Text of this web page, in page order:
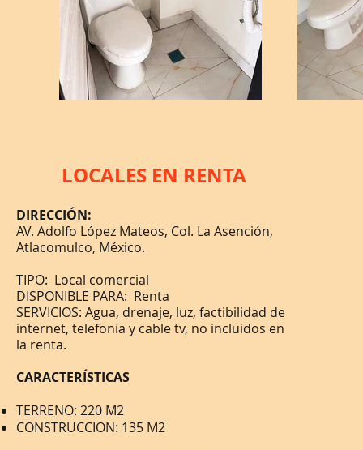
LOCALES EN RENTA
DIRECCIÓN:​
AV. Adolfo López Mateos, Col. La Asención,
Atlacomulco, México.
TIPO: Local comercial
DISPONIBLE PARA: Renta
SERVICIOS: Agua, drenaje, luz, factibilidad de
internet, telefonía y cable tv, no incluidos en
la renta.
CARACTERÍSTICAS
TERRENO: 220 M2 ​
CONSTRUCCION: 135 M2